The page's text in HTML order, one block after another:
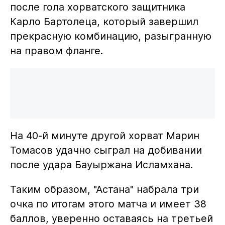
после гола хорватского защитника
Карло Бартолеца, который завершил
прекрасную комбинацию, разыгранную
на правом фланге.
На 40-й минуте другой хорват Марин
Томасов удачно сыграл на добивании
после удара Бауыржана Исламхана.
Таким образом, "Астана" набрала три
очка по итогам этого матча и имеет 38
баллов, уверенно оставаясь на третьей